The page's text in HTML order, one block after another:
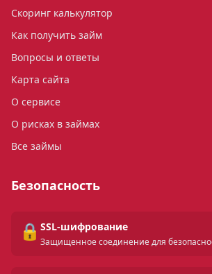
Скоринг калькулятор
Как получить займ
Вопросы и ответы
Карта сайта
О сервисе
О рисках в займах
Все займы
Безопасность
🔒 SSL-шифрование
Защищенное соединение для